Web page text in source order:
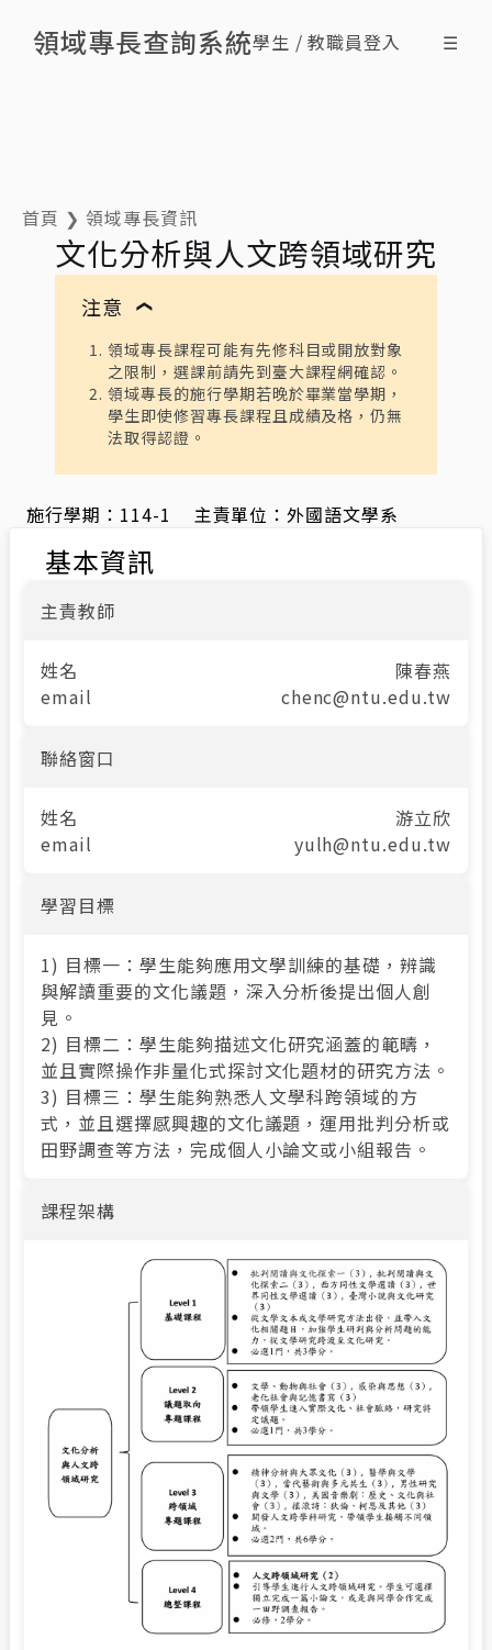
領域專長查詢系統學生 / 教職員登入 ☰
首頁 ❯ 領域專長資訊
文化分析與人文跨領域研究
注意 ❯
領域專長課程可能有先修科目或開放對象
之限制，選課前請先到臺大課程網確認。
領域專長的施行學期若晚於畢業當學期，
學生即使修習專長課程且成績及格，仍無
法取得認證。
施行學期： 114-1 主責單位：外國語文學系
基本資訊
主責教師
姓名
陳春燕
email
chenc@ntu.edu.tw
聯絡窗口
姓名
游立欣
email
yulh@ntu.edu.tw
學習目標
1) 目標一：學生能夠應用文學訓練的基礎，辨識
與解讀重要的文化議題，深入分析後提出個人創
見。
2) 目標二：學生能夠描述文化研究涵蓋的範疇，
並且實際操作非量化式探討文化題材的研究方法。
3) 目標三：學生能夠熟悉人文學科跨領域的方
式，並且選擇感興趣的文化議題，運用批判分析或
田野調查等方法，完成個人小論文或小組報告。
課程架構